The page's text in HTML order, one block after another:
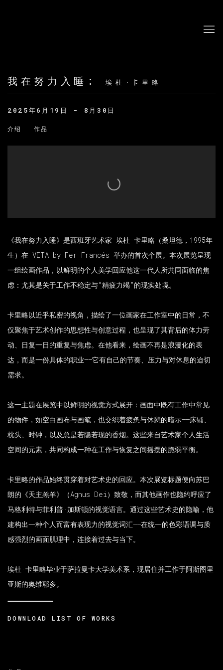
我在努力入睡 :埃杜·卡里略
2025年6月19日 - 8月30日
介绍 作品
《我在努力入睡》是西班牙艺术家 埃杜·卡里略（桑坦德，1995年
生）在 VETA by Fer Francés 举办的首次个展。本次展览呈现
一组绘画作品，以鲜明的个人美学回应他这一代人所共同面临的焦
虑：尤其是关于工作不稳定与“精疲力竭”的现实处境。
卡里略以近乎私密的视角，描绘了一位画家在工作室中的日常，不
仅聚焦于艺术创作的思想性与创意过程，也呈现了其背后的体力劳
动、日复一日的重复与焦虑。在他看来，绘画不再是浪漫化的表
达，而是一份具体的职业——它有自己的节奏、压力与对休息的迫切
需求。
这一主题在展览中以鲜明的视觉方式展开：画面中既有工作中常见
的物件，如空白画布与画笔，也交织着疲惫与休憩的暗示——床铺、
枕头、时钟，以及总是若隐若现的香烟。这些来自艺术家个人生活
空间的元素，共同构成一种在工作与恢复之间摇摆的脆弱平衡。
卡里略的作品始终贯穿着对艺术史的回应。本次展览标题便向苏巴
朗的《天主羔羊》（Agnus Dei）致敬，而其他画作也隐约呼应了
马格利特与菲利普·加斯顿的视觉语言。通过这些艺术史的隐喻，他
建构出一种个人而富有表现力的视觉词汇——在统一的色彩语调与质
感强烈的画面肌理中，连接着过去与当下。
埃杜·卡里略毕业于萨拉曼卡大学美术系，现居住并工作于阿斯图里
亚斯的奥维耶多。
DOWNLOAD LIST OF WORKS